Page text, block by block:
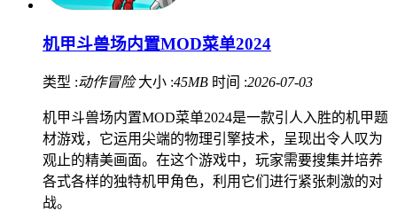
机甲斗兽场内置MOD菜单2024
类型 :动作冒险 大小 :45MB 时间 :2026-07-03
机甲斗兽场内置MOD菜单2024是一款引人入胜的机甲题
材游戏，它运用尖端的物理引擎技术，呈现出令人叹为
观止的精美画面。在这个游戏中，玩家需要搜集并培养
各式各样的独特机甲角色，利用它们进行紧张刺激的对
战。